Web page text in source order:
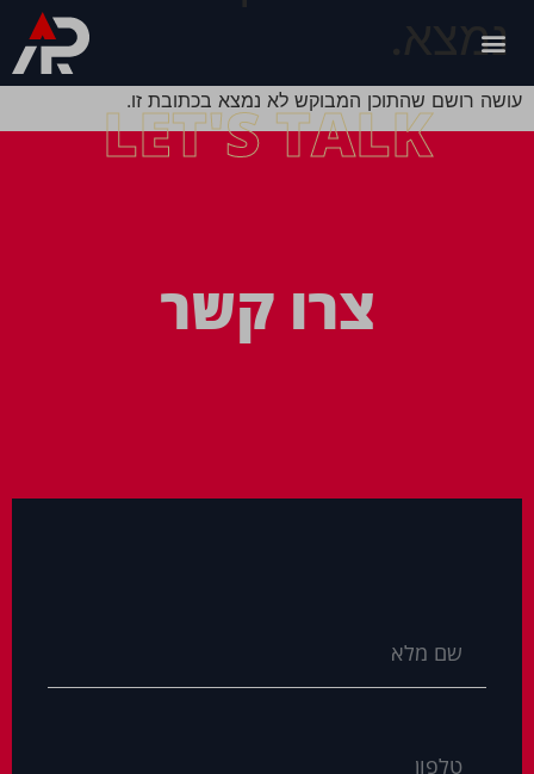
נמצא.
עושה רושם שהתוכן המבוקש לא נמצא בכתובת זו.
LET'S TALK
צרו קשר